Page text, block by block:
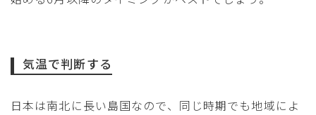
気温で判断する
日本は南北に長い島国なので、同じ時期でも地域によ